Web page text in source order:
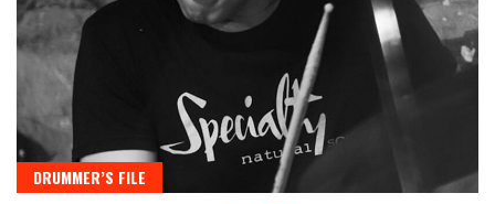
DRUMMER’S FILE